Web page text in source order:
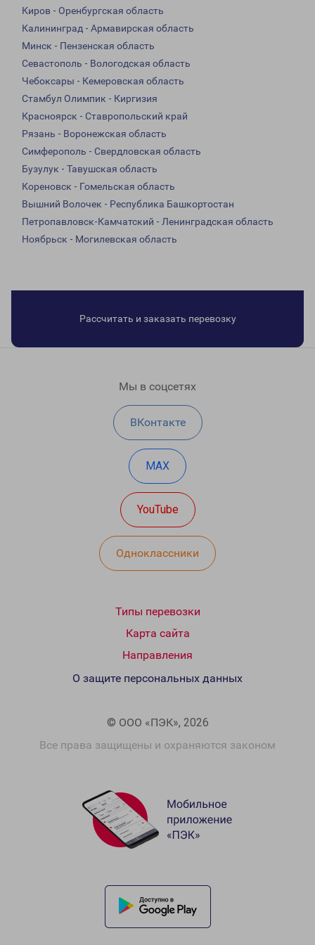
Киров - Оренбургская область
Калининград - Армавирская область
Минск - Пензенская область
Севастополь - Вологодская область
Чебоксары - Кемеровская область
Стамбул Олимпик - Киргизия
Красноярск - Ставропольский край
Рязань - Воронежская область
Симферополь - Свердловская область
Бузулук - Тавушская область
Кореновск - Гомельская область
Вышний Волочек - Республика Башкортостан
Петропавловск-Камчатский - Ленинградская область
Ноябрьск - Могилевская область
Рассчитать и заказать перевозку
Мы в соцсетях
ВКонтакте
MAX
YouTube
Одноклассники
Типы перевозки
Карта сайта
Направления
© ООО «ПЭК», 2026
Все права защищены и охраняются законом
О защите персональных данных